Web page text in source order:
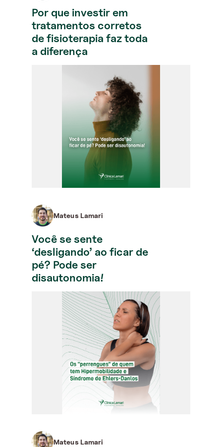
Por que investir em
tratamentos corretos
de fisioterapia faz toda
a diferença
Mateus Lamari
Você se sente
‘desligando’ ao ficar de
pé? Pode ser
disautonomia!
Mateus Lamari